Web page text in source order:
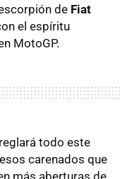
de Fiat
el espíritu
MotoGP.
todo este
carenados que
más aberturas de